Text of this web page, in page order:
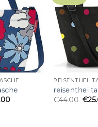
REISENTHEL
reisenthel
€44.00 €